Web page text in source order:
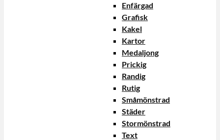
Enfärgad
Grafisk
Kakel
Kartor
Medaljong
Prickig
Randig
Rutig
Småmönstrad
Städer
Stormönstrad
Text